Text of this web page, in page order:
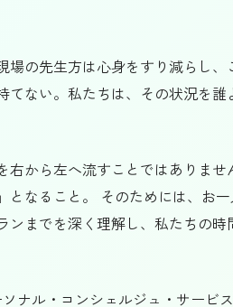
の先生方は心身をすり減らし、
てない。私たちは、その状況を誰
から左へ流すことではありませ
なること。 そのためには、お一
ンまでを深く理解し、私たちの時
ナル・コンシェルジュ・サービ